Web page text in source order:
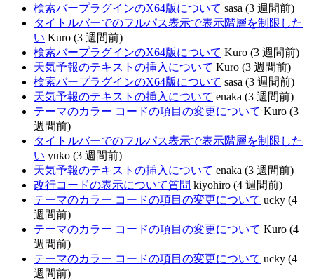
検索バープラグインのX64版について sasa (3 週間前)
タイトルバーでのフルパス表示で表示階層を制限した
い Kuro (3 週間前)
検索バープラグインのX64版について Kuro (3 週間前)
天気予報のテキストの挿入について Kuro (3 週間前)
検索バープラグインのX64版について sasa (3 週間前)
天気予報のテキストの挿入について enaka (3 週間前)
テーマのカラー コードの項目の変更について Kuro (3
週間前)
タイトルバーでのフルパス表示で表示階層を制限した
い yuko (3 週間前)
天気予報のテキストの挿入について enaka (3 週間前)
改行コードの表示について質問 kiyohiro (4 週間前)
テーマのカラー コードの項目の変更について ucky (4
週間前)
テーマのカラー コードの項目の変更について Kuro (4
週間前)
テーマのカラー コードの項目の変更について ucky (4
週間前)